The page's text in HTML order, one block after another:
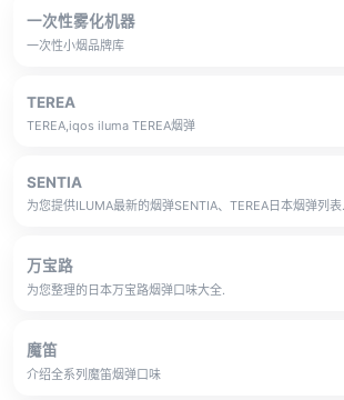
一次性雾化机器
一次性小烟品牌库
TEREA
TEREA,iqos iluma TEREA烟弹
SENTIA
为您提供ILUMA最新的烟弹SENTIA、TEREA日本烟弹列表.
万宝路
为您整理的日本万宝路烟弹口味大全.
魔笛
介绍全系列魔笛烟弹口味